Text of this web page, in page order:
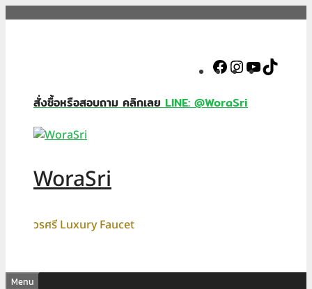
Facebook
Instagram
YouTube
สั่งซื้อหรือสอบถาม คลิกเลยLINE: @WoraSri
WoraSri
วรศรี Luxury Faucet
Menu